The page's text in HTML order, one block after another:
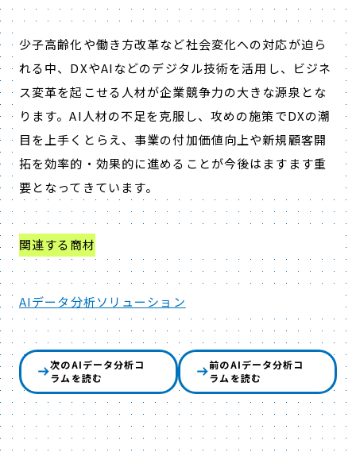
少子高齢化や働き方改革など社会変化への対応が迫ら
れる中、DXやAIなどのデジタル技術を活用し、ビジネ
ス変革を起こせる人材が企業競争力の大きな源泉とな
ります。AI人材の不足を克服し、攻めの施策でDXの潮
目を上手くとらえ、事業の付加価値向上や新規顧客開
拓を効率的・効果的に進めることが今後はますます重
要となってきています。
関連する商材
AIデータ分析ソリューション
次のAIデータ分析コ
ラムを読む
前のAIデータ分析コ
ラムを読む